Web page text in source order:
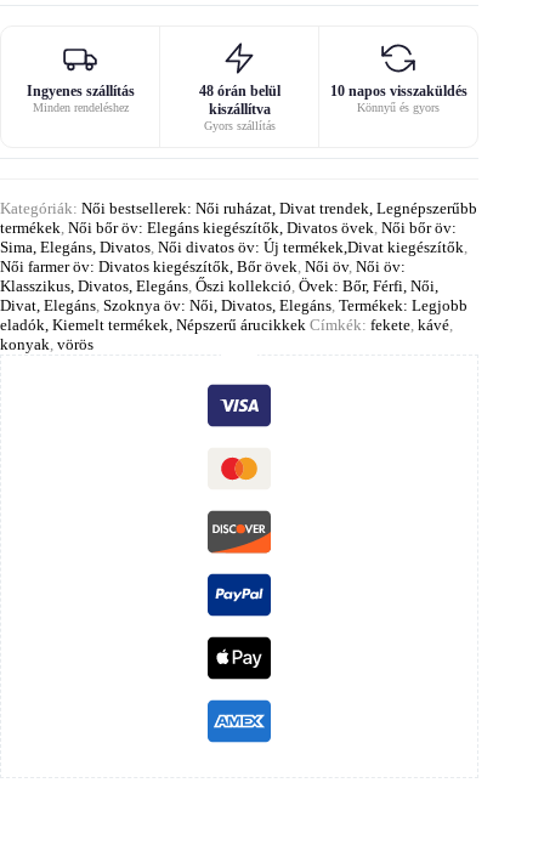
Ingyenes szállítás
Minden rendeléshez
48 órán belül
kiszállítva
Gyors szállítás
10 napos visszaküldés
Könnyű és gyors
Kategóriák: Női bestsellerek: Női ruházat, Divat trendek, Legnépszerűbb
termékek Női bőr öv: Elegáns kiegészítők, Divatos övek Női bőr öv:
Sima, Elegáns, Divatos Női divatos öv: Új termékek,Divat kiegészítők
Női farmer öv: Divatos kiegészítők, Bőr övek Női öv, Női öv:
Klasszikus, Divatos, Elegáns Őszi kollekció Övek: Bőr, Férfi, Női,
Divat, Elegáns Szoknya öv: Női, Divatos, Elegáns Termékek: Legjobb
eladók, Kiemelt termékek, Népszerű árucikkek Címkék: fekete kávé
konyak vörös